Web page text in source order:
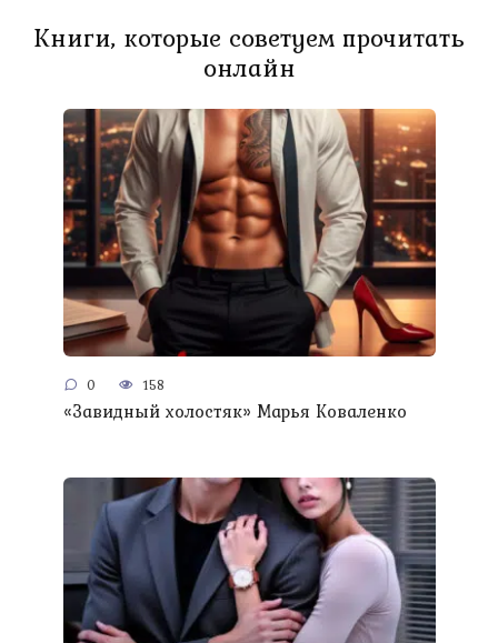
Книги, которые советуем прочитать
онлайн
0 158
«Завидный холостяк» Марья Коваленко